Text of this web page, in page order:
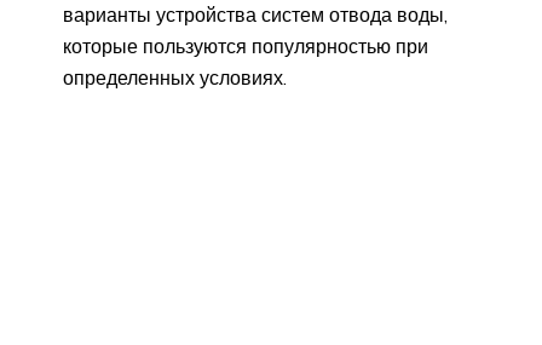
варианты устройства систем отвода воды,
которые пользуются популярностью при
определенных условиях.